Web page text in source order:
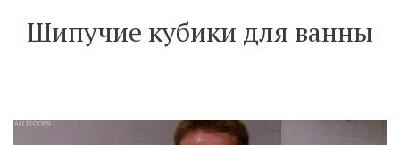
Шипучие кубики для ванны